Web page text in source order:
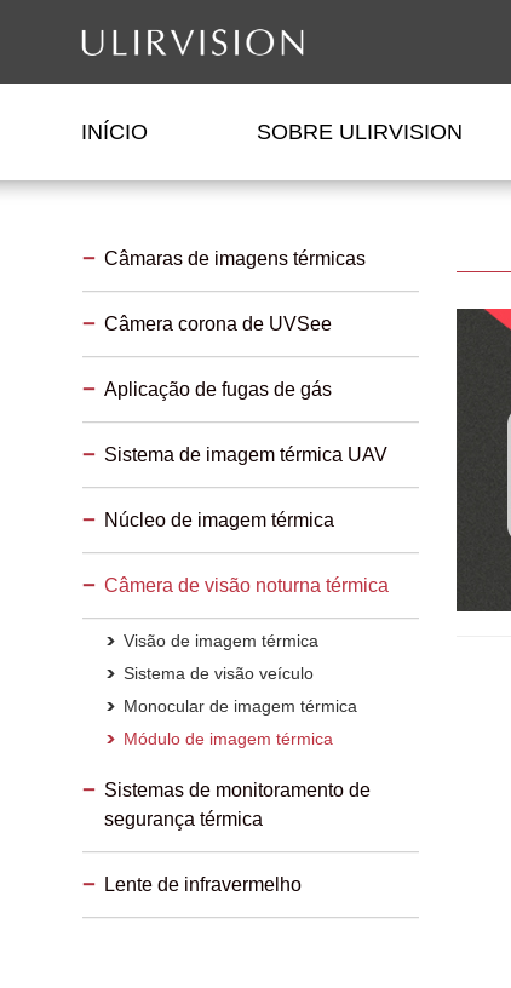
INÍCIO SOBRE ULIRVISION
Câmaras de imagens térmicas
Câmera corona de UVSee
Aplicação de fugas de gás
Sistema de imagem térmica UAV
Núcleo de imagem térmica
Câmera de visão noturna térmica
Visão de imagem térmica
Sistema de visão veículo
Monocular de imagem térmica
Módulo de imagem térmica
Sistemas de monitoramento de
segurança térmica
Lente de infravermelho